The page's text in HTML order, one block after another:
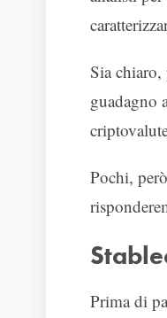
Sia
guadagno
Pochi,
Prima di